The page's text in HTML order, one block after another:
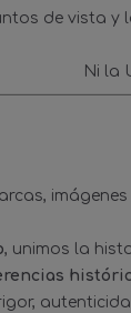
de vista y
Ni la
, unimos la